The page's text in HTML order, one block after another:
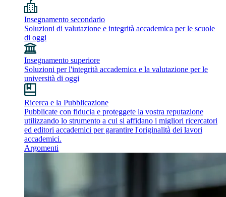
Insegnamento secondario
Soluzioni di valutazione e integrità accademica per le scuole
di oggi
Insegnamento superiore
Soluzioni per l'integrità accademica e la valutazione per le
università di oggi
Ricerca e la Pubblicazione
Pubblicate con fiducia e proteggete la vostra reputazione
utilizzando lo strumento a cui si affidano i migliori ricercatori
ed editori accademici per garantire l'originalità dei lavori
accademici.
Argomenti